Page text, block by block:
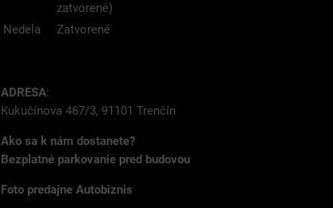
zatvorené)
Nedela
Zatvorené
ADRESA:
Kukučínova 467/3, 91101 Trenčín
Ako sa k nám dostanete?
Bezplatné parkovanie pred budovou
Foto predajne Autobiznis